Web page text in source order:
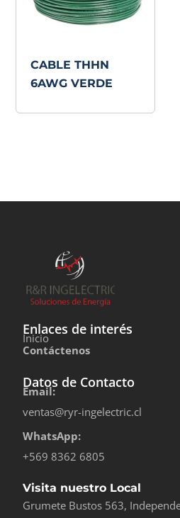
CABLE THHN
6AWG VERDE
Enlaces de interés
Inicio
Contáctenos
Datos de Contacto
Email:
ventas@ryr-ingelectric.cl
WhatsApp:
+569 8362 6805
Visita nuestro Local
Grumete Bustos 563,